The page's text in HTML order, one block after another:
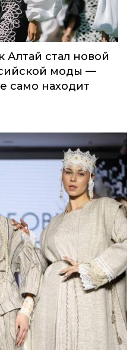
Алтай стал новой
моды —
само находит